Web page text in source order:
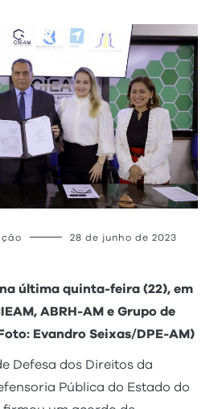
28 de junho de 2023
última quinta-feira (22), em
ABRH-AM e Grupo de
Evandro Seixas/DPE-AM)
Defesa dos Direitos da
Pública do Estado do